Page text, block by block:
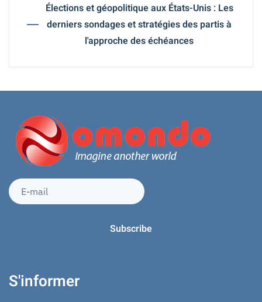
Élections et géopolitique aux États-Unis : Les
derniers sondages et stratégies des partis à
l'approche des échéances
S'informer